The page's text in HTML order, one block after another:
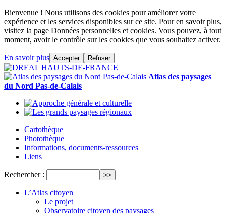
Bienvenue ! Nous utilisons des cookies pour améliorer votre
expérience et les services disponibles sur ce site. Pour en savoir plus,
visitez la page Données personnelles et cookies. Vous pouvez, à tout
moment, avoir le contrôle sur les cookies que vous souhaitez activer.
En savoir plus Accepter Refuser
Atlas des paysages
du Nord Pas-de-Calais
Cartothèque
Photothèque
Informations, documents-ressources
Liens
Rechercher :
L’Atlas citoyen
Le projet
Observatoire citoyen des paysages